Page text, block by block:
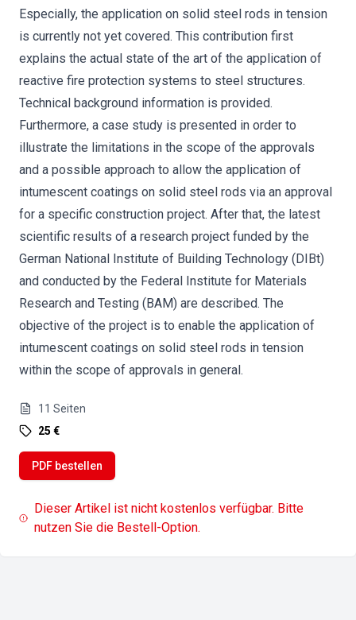
Especially, the application on solid steel rods in tension
is currently not yet covered. This contribution first
explains the actual state of the art of the application of
reactive fire protection systems to steel structures.
Technical background information is provided.
Furthermore, a case study is presented in order to
illustrate the limitations in the scope of the approvals
and a possible approach to allow the application of
intumescent coatings on solid steel rods via an approval
for a specific construction project. After that, the latest
scientific results of a research project funded by the
German National Institute of Building Technology (DIBt)
and conducted by the Federal Institute for Materials
Research and Testing (BAM) are described. The
objective of the project is to enable the application of
intumescent coatings on solid steel rods in tension
within the scope of approvals in general.
11 Seiten
25 €
PDF bestellen
Dieser Artikel ist nicht kostenlos verfügbar. Bitte
nutzen Sie die Bestell-Option.